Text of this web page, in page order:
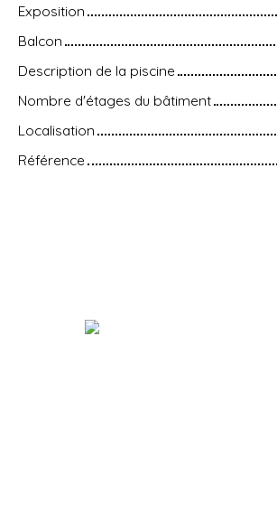
Exposition
Balcon
Description de la piscine
Nombre d'étages du bâtiment
Localisation
Référence